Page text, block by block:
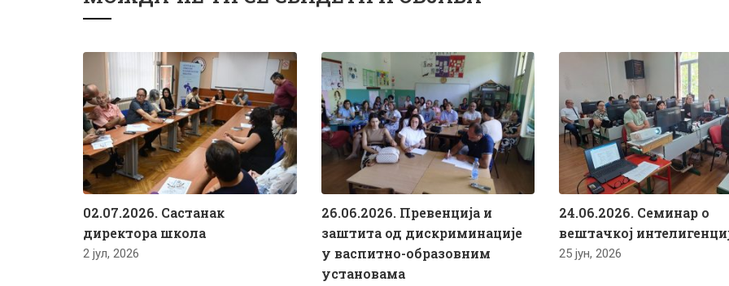
02.07.2026. Састанак
директора школа
2 јул, 2026
26.06.2026. Превенција и
заштита од дискриминације
у васпитно-образовним
установама
24.06.2026. Семинар о
вештачкој
25 јун, 2026